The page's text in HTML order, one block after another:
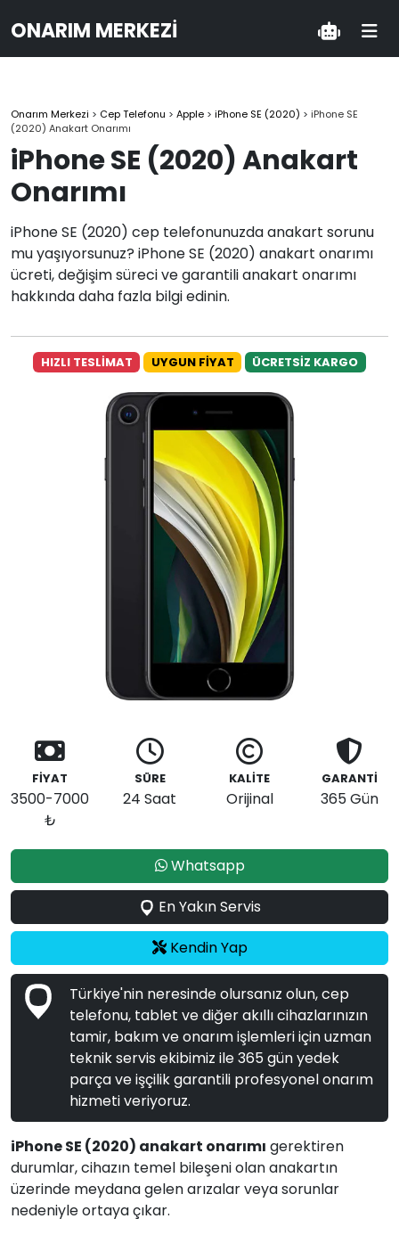
ONARIM MERKEZI
Onarım Merkezi > Cep Telefonu > Apple > iPhone SE (2020) > iPhone SE
(2020) Anakart Onarımı
iPhone SE (2020) Anakart
Onarımı
iPhone SE (2020) cep telefonunuzda anakart sorunu
mu yaşıyorsunuz? iPhone SE (2020) anakart onarımı
ücreti, değişim süreci ve garantili anakart onarımı
hakkında daha fazla bilgi edinin.
HIZLI TESLİMAT UYGUN FİYAT ÜCRETSİZ KARGO
FİYAT
3500-7000
₺
SÜRE
24 Saat
KALİTE
Orijinal
GARANTİ
365 Gün
Whatsapp
En Yakın Servis
Kendin Yap
Türkiye'nin neresinde olursanız olun, cep
telefonu, tablet ve diğer akıllı cihazlarınızın
tamir, bakım ve onarım işlemleri için uzman
teknik servis ekibimiz ile 365 gün yedek
parça ve işçilik garantili profesyonel onarım
hizmeti veriyoruz.
iPhone SE (2020) anakart onarımı gerektiren
durumlar, cihazın temel bileşeni olan anakartın
üzerinde meydana gelen arızalar veya sorunlar
nedeniyle ortaya çıkar.